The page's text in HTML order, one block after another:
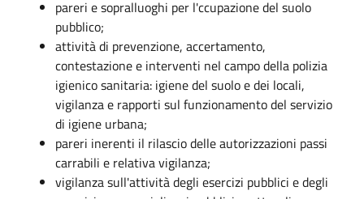
pareri e sopralluoghi per l'ccupazione del suolo
pubblico;
attività di prevenzione, accertamento,
contestazione e interventi nel campo della polizia
igienico sanitaria: igiene del suolo e dei locali,
vigilanza e rapporti sul funzionamento del servizio
di igiene urbana;
pareri inerenti il rilascio delle autorizzazioni passi
carrabili e relativa vigilanza;
vigilanza sull'attività degli esercizi pubblici e degli